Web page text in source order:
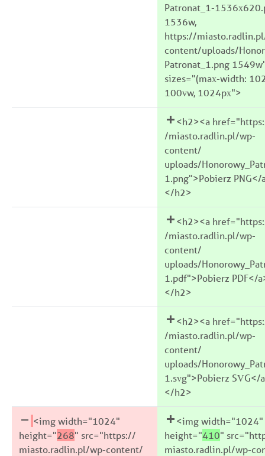
Patronat_1-
1536w,
https://
content/uploads/
Patronat_1.png
sizes="(max-width:
100vw, 1024px">
<h2><a
/miasto.radlin.pl/wp-
content/
uploads/
1.png">Pobierz PNG</
</h2>
<h2><a
/miasto.radlin.pl/wp-
content/
uploads/
1.pdf">Pobierz PDF</
</h2>
<h2><a
/miasto.radlin.pl/wp-
content/
uploads/
1.svg">Pobierz SVG</
</h2>
<img width="1024"
height="268" src="https://
miasto.radlin.pl/wp-content/
<img width="1024"
height="410"
miasto.radlin.pl/wp-